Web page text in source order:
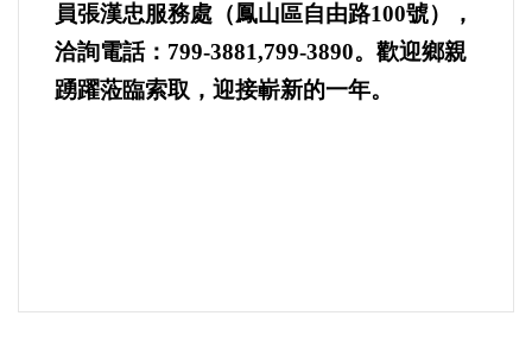
防災/救災
自然/地理/景觀/地球
員張漢忠服務處（鳳山區自由路100號），
洽詢電話：799-3881,799-3890。歡迎鄉親
踴躍蒞臨索取，迎接嶄新的一年。